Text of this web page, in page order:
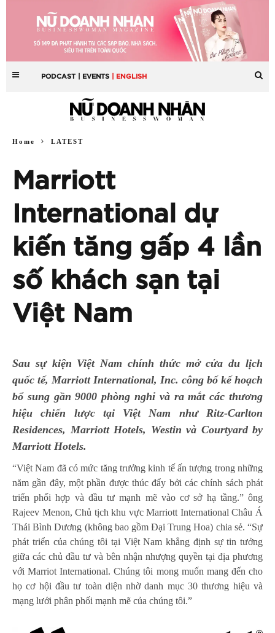
PODCAST | EVENTS | ENGLISH
Home LATEST
Marriott
International dự
kiến tăng gấp 4 lần
số khách sạn tại
Việt Nam
Sau sự kiện Việt Nam chính thức mở cửa du lịch
quốc tế, Marriott International, Inc. công bố kế hoạch
bổ sung gần 9000 phòng nghỉ và ra mắt các thương
hiệu chiến lược tại Việt Nam như Ritz-Carlton
Residences, Marriott Hotels, Westin và Courtyard by
Marriott Hotels.
“Việt Nam đã có mức tăng trưởng kinh tế ấn tượng trong những
năm gần đây, một phần được thúc đẩy bởi các chính sách phát
triển phối hợp và đầu tư mạnh mẽ vào cơ sở hạ tầng.” ông
Rajeev Menon, Chủ tịch khu vực Marriott International Châu Á
Thái Bình Dương (không bao gồm Đại Trung Hoa) chia sẻ. “Sự
phát triển của chúng tôi tại Việt Nam khẳng định sự tin tưởng
giữa các chủ đầu tư và bên nhận nhượng quyền tại địa phương
với Marriot International. Chúng tôi mong muốn mang đến cho
họ cơ hội đầu tư toàn diện nhờ danh mục 30 thương hiệu và
mạng lưới phân phối mạnh mẽ của chúng tôi.”